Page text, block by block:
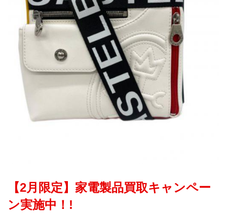
【2月限定】家電製品買取キャンペー
ン実施中！!